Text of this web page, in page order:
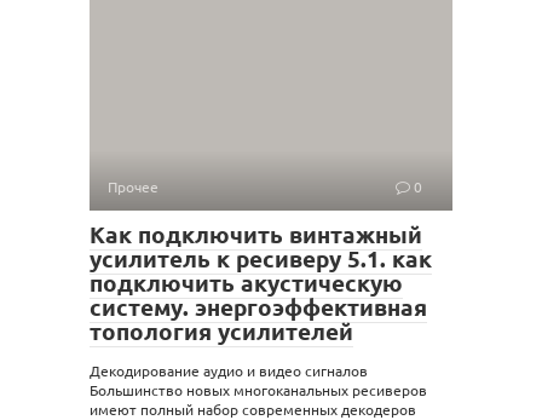
Прочее 0
Как подключить винтажный
усилитель к ресиверу 5.1. как
подключить акустическую
систему. энергоэффективная
топология усилителей
Декодирование аудио и видео сигналов
Большинство новых многоканальных ресиверов
имеют полный набор современных декодеров